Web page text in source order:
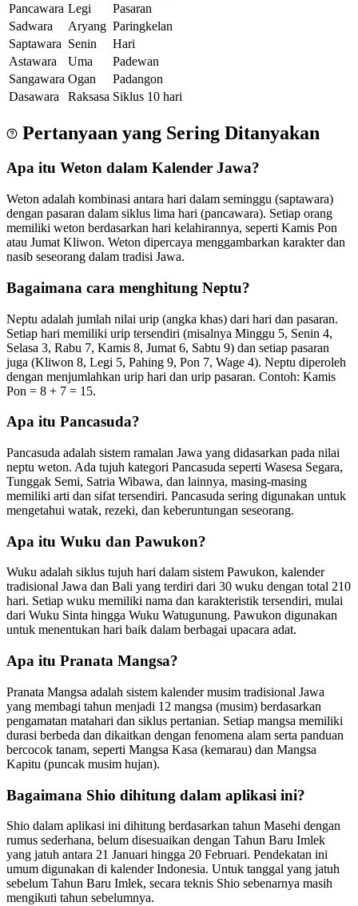
Pancawara Legi
Pasaran
Sadwara
Aryang Paringkelan
Saptawara Senin
Hari
Astawara
Uma
Padewan
Sangawara Ogan
Padangon
Dasawara
Raksasa Siklus 10 hari
Pertanyaan yang Sering Ditanyakan
Apa itu Weton dalam Kalender Jawa?
Weton adalah kombinasi antara hari dalam seminggu (saptawara)
dengan pasaran dalam siklus lima hari (pancawara). Setiap orang
memiliki weton berdasarkan hari kelahirannya, seperti Kamis Pon
atau Jumat Kliwon. Weton dipercaya menggambarkan karakter dan
nasib seseorang dalam tradisi Jawa.
Bagaimana cara menghitung Neptu?
Neptu adalah jumlah nilai urip (angka khas) dari hari dan pasaran.
Setiap hari memiliki urip tersendiri (misalnya Minggu 5, Senin 4,
Selasa 3, Rabu 7, Kamis 8, Jumat 6, Sabtu 9) dan setiap pasaran
juga (Kliwon 8, Legi 5, Pahing 9, Pon 7, Wage 4). Neptu diperoleh
dengan menjumlahkan urip hari dan urip pasaran. Contoh: Kamis
Pon = 8 + 7 = 15.
Apa itu Pancasuda?
Pancasuda adalah sistem ramalan Jawa yang didasarkan pada nilai
neptu weton. Ada tujuh kategori Pancasuda seperti Wasesa Segara,
Tunggak Semi, Satria Wibawa, dan lainnya, masing-masing
memiliki arti dan sifat tersendiri. Pancasuda sering digunakan untuk
mengetahui watak, rezeki, dan keberuntungan seseorang.
Apa itu Wuku dan Pawukon?
Wuku adalah siklus tujuh hari dalam sistem Pawukon, kalender
tradisional Jawa dan Bali yang terdiri dari 30 wuku dengan total 210
hari. Setiap wuku memiliki nama dan karakteristik tersendiri, mulai
dari Wuku Sinta hingga Wuku Watugunung. Pawukon digunakan
untuk menentukan hari baik dalam berbagai upacara adat.
Apa itu Pranata Mangsa?
Pranata Mangsa adalah sistem kalender musim tradisional Jawa
yang membagi tahun menjadi 12 mangsa (musim) berdasarkan
pengamatan matahari dan siklus pertanian. Setiap mangsa memiliki
durasi berbeda dan dikaitkan dengan fenomena alam serta panduan
bercocok tanam, seperti Mangsa Kasa (kemarau) dan Mangsa
Kapitu (puncak musim hujan).
Bagaimana Shio dihitung dalam aplikasi ini?
Shio dalam aplikasi ini dihitung berdasarkan tahun Masehi dengan
rumus sederhana, belum disesuaikan dengan Tahun Baru Imlek
yang jatuh antara 21 Januari hingga 20 Februari. Pendekatan ini
umum digunakan di kalender Indonesia. Untuk tanggal yang jatuh
sebelum Tahun Baru Imlek, secara teknis Shio sebenarnya masih
mengikuti tahun sebelumnya.